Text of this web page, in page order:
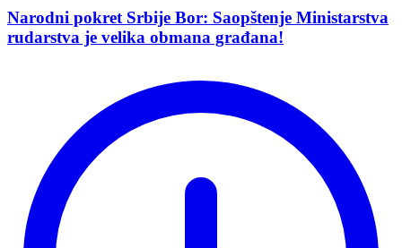
Narodni pokret Srbije Bor: Saopštenje Ministarstva
rudarstva je velika obmana građana!